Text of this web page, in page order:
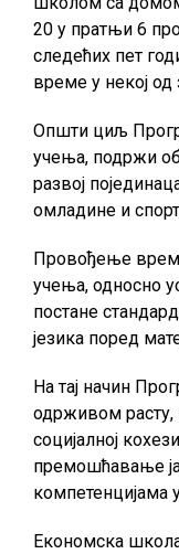
20 у пратњи 6
следећих пет
време у некој
Општи циљ
учења, подржи
развој
омладине и
Провођење
учења, односно
постане
језика поред
На тај начин
одрживом расту,
социјалној
премошћавање
компетенцијама
Економска